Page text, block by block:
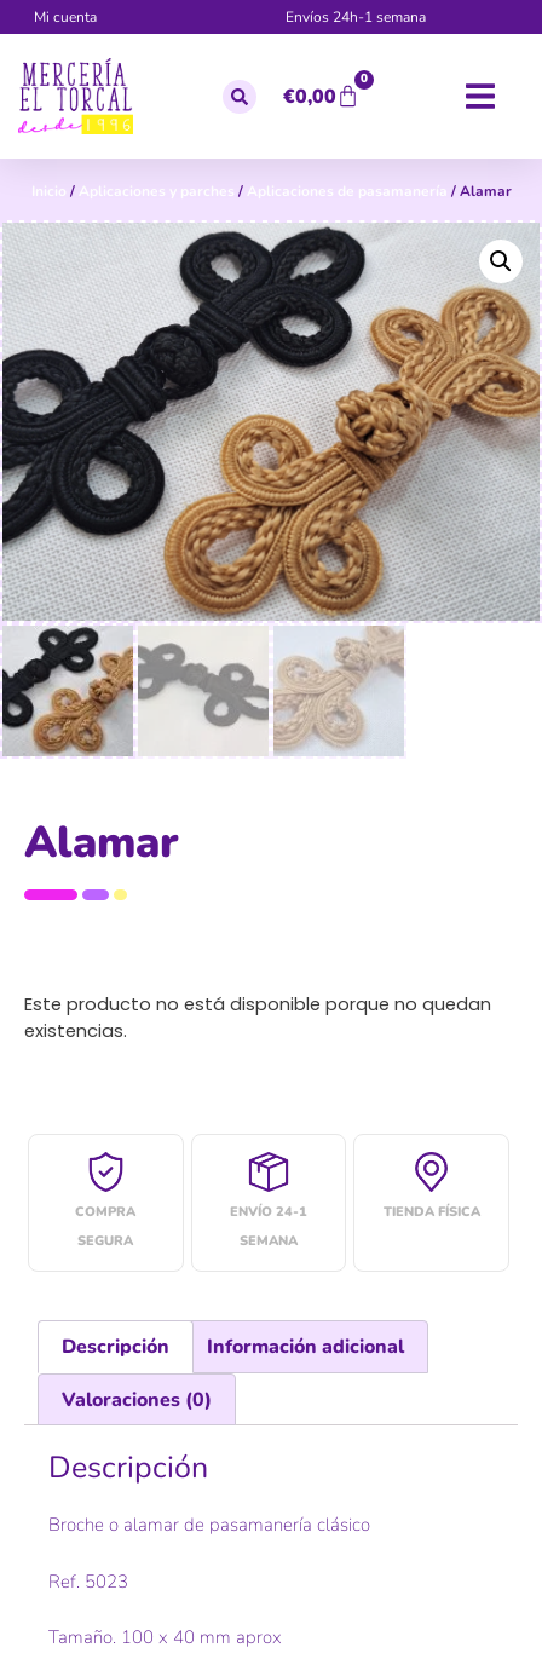
Mi cuenta Envíos 24h-1 semana
€0,00
0
Inicio / Aplicaciones y parches / Aplicaciones de pasamanería / Alamar
Alamar
Este producto no está disponible porque no quedan
existencias.
COMPRA
SEGURA
ENVÍO 24-1
SEMANA
TIENDA FÍSICA
Descripción
Información adicional
Valoraciones (0)
Descripción
Broche o alamar de pasamanería clásico
Ref. 5023
Tamaño. 100 x 40 mm aprox